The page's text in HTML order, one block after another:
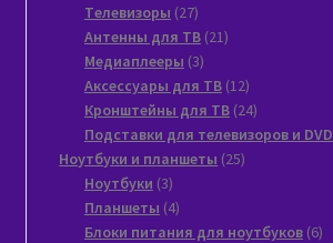
Tелевизоры 2727
товаров
Антенны для ТВ 2121
Медиаплееры 33
товара
Аксессуары для ТВ 1212
товаров
Кронштейны для ТВ 2424
товара
Подставки для телевизоров и DVD
Ноутбуки и планшеты 2525
Ноутбуки 33
товара
Планшеты 44
товара
Блоки питания для ноутбуков 66